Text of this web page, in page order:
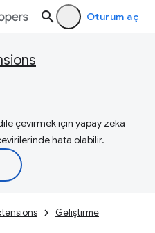
Oturum aç
çevirmek için yapay zeka
hata olabilir.
Geliştirme